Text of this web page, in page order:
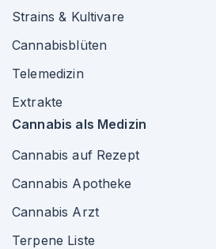
Strains & Kultivare
Cannabisblüten
Telemedizin
Extrakte
Cannabis als Medizin
Cannabis auf Rezept
Cannabis Apotheke
Cannabis Arzt
Terpene Liste